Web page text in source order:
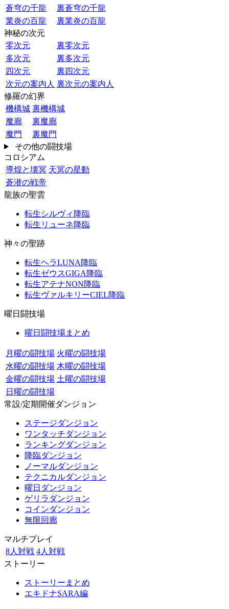
蒼穹の千龍
裏蒼穹の千龍
業炎の百龍
裏業炎の百龍
神秘の次元
零次元
裏零次元
多次元
裏多次元
四次元
裏四次元
次元の案内人 裏次元の案内人
修羅の幻界
機構城 裏機構城
魔廊
裏魔廊
魔門
裏魔門
その他の闘技場
コロシアム
導煌と壊冥 天冥の星動
蒼潜の戦帝
龍族の聖雲
転生シルヴィ降臨
転生リューネ降臨
神々の聖跡
転生ヘラLUNA降臨
転生ゼウスGIGA降臨
転生アテナNON降臨
転生ヴァルキリーCIEL降臨
曜日闘技場
曜日闘技場まとめ
月曜の闘技場 火曜の闘技場
水曜の闘技場 木曜の闘技場
金曜の闘技場 土曜の闘技場
日曜の闘技場
常設/定期開催ダンジョン
ステージダンジョン
ワンタッチダンジョン
ランキングダンジョン
降臨ダンジョン
ノーマルダンジョン
テクニカルダンジョン
曜日ダンジョン
ゲリラダンジョン
コインダンジョン
無限回廊
マルチプレイ
8人対戦 4人対戦
ストーリー
ストーリーまとめ
エキドナSARA編